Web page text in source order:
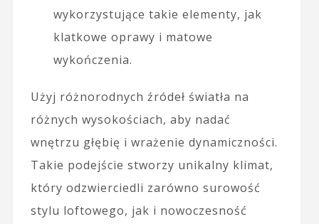
wykorzystujące takie elementy, jak
klatkowe oprawy i matowe
wykończenia.
Użyj różnorodnych źródeł światła na
różnych wysokościach, aby nadać
wnętrzu głębię i wrażenie dynamiczności.
Takie podejście stworzy unikalny klimat,
który odzwierciedli zarówno surowość
stylu loftowego, jak i nowoczesność